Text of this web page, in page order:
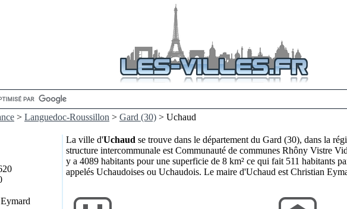
> Languedoc-Roussillon > Gard (30) > Uchaud
La ville d'Uchaud se trouve dans le département du Gard (30), dans la
structure intercommunale est Communauté de communes Rhôny Vistre
y a 4089 habitants pour une superficie de 8 km² ce qui fait 511 habitants
appelés Uchaudoises ou Uchaudois. Le maire d'Uchaud est Christian